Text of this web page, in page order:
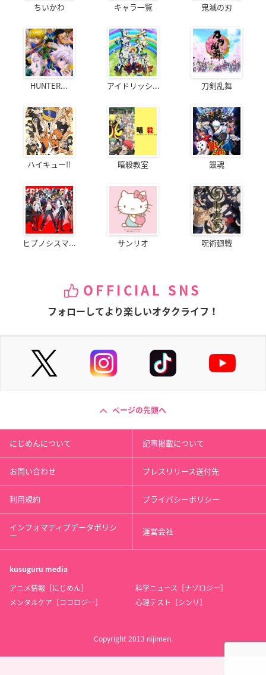
ちいかわ キャラ一覧 鬼滅の刃
HUNTER... アイドリッシ... 刀剣乱舞
ハイキュー!! 暗殺教室 銀魂
ヒプノシスマ... サンリオ 呪術廻戦
OFFICIAL SNS
フォローしてより楽しいオタクライフ！
ページの先頭へ
にじめんについて 記事掲載について
お問い合わせ プレスリリース送付先
利用規約 プライバシーポリシー
インフォマティブデータポリシ
ー 運営会社
kusuguru media
アニメ情報［にじめん］
科学ニュース［ナゾロジー］
メンタルケア［ココロジー］
心理テスト［シンリ］
Copyright 2013 nijimen.